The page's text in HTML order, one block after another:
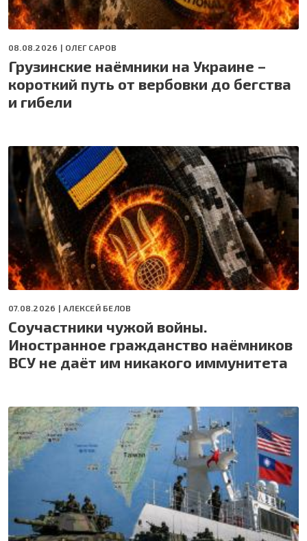
08.08.2026 | ОЛЕГ САРОВ
Грузинские наёмники на Украине –
короткий путь от вербовки до бегства
и гибели
07.08.2026 |АЛЕКСЕЙ БЕЛОВ
Соучастники чужой войны.
Иностранное гражданство наёмников
ВСУ не даёт им никакого иммунитета